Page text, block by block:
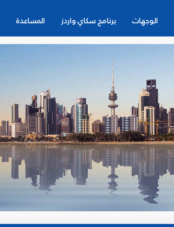
الوجهات برنامج سكاي واردز المساعدة